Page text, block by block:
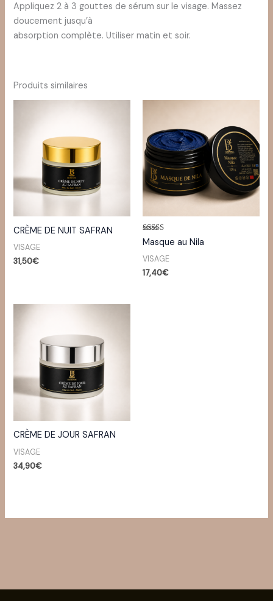
Appliquez 2 à 3 gouttes de sérum sur le visage. Massez
doucement jusqu’à
absorption complète. Utiliser matin et soir.
Produits similaires
CRÈME DE NUIT SAFRAN
VISAGE
31,50€
Note
5.00
Masque au Nila
VISAGE
17,40€
CRÈME DE JOUR SAFRAN
VISAGE
34,90€